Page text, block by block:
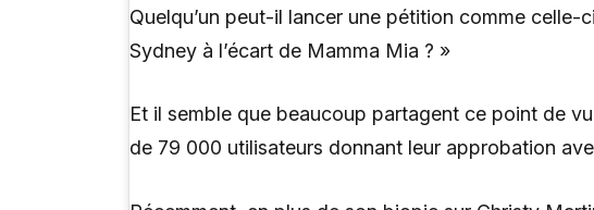
Quelqu’un peut-il lancer une pétition comme celle-
Sydney à l’écart de Mamma Mia ? »
Et il semble que beaucoup partagent ce point de
de 79 000 utilisateurs donnant leur approbation